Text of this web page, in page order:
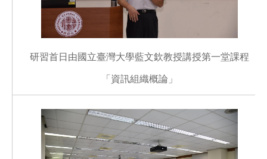
研習首日由國立臺灣大學藍文欽教授講授第一堂課程
「資訊組織概論」